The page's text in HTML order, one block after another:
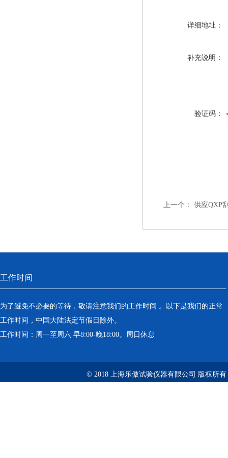
详细地址：
补充说明：
验证码：
上一个： 供应QXP
工作时间
为了避免不必要的等待，敬请注意我们的工作时间 。以下是我们的正常
工作时间，中国大陆法定节假日除外。
工作时间：周一至周六 早8:00-晚18:00。周日休息
© 2018 上海乐傲试验仪器有限公司 版权所